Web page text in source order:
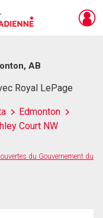
AB
Royal LePage
Edmonton
Court NW
du Gouvernement du